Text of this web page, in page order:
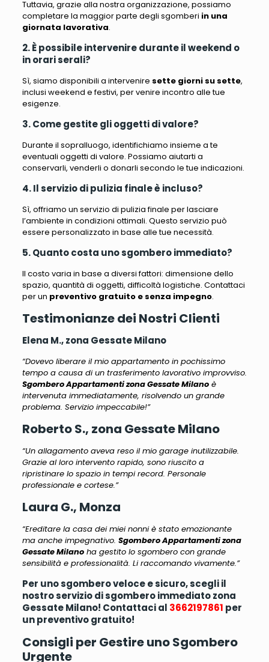
Tuttavia, grazie alla nostra organizzazione, possiamo
completare la maggior parte degli sgomberi in una
giornata lavorativa.
2. È possibile intervenire durante il weekend o
in orari serali?
Sì, siamo disponibili a intervenire sette giorni su sette,
inclusi weekend e festivi, per venire incontro alle tue
esigenze.
3. Come gestite gli oggetti di valore?
Durante il sopralluogo, identifichiamo insieme a te
eventuali oggetti di valore. Possiamo aiutarti a
conservarli, venderli o donarli secondo le tue indicazioni.
4. Il servizio di pulizia finale è incluso?
Sì, offriamo un servizio di pulizia finale per lasciare
l’ambiente in condizioni ottimali. Questo servizio può
essere personalizzato in base alle tue necessità.
5. Quanto costa uno sgombero immediato?
Il costo varia in base a diversi fattori: dimensione dello
spazio, quantità di oggetti, difficoltà logistiche. Contattaci
per un preventivo gratuito e senza impegno.
Testimonianze dei Nostri Clienti
Elena M., zona Gessate Milano
“Dovevo liberare il mio appartamento in pochissimo
tempo a causa di un trasferimento lavorativo improvviso.
Sgombero Appartamenti zona Gessate Milanoè
intervenuta immediatamente, risolvendo un grande
problema. Servizio impeccabile!”
Roberto S., zona Gessate Milano
“Un allagamento aveva reso il mio garage inutilizzabile.
Grazie al loro intervento rapido, sono riuscito a
ripristinare lo spazio in tempi record. Personale
professionale e cortese.”
Laura G., Monza
“Ereditare la casa dei miei nonni è stato emozionante
ma anche impegnativo. Sgombero Appartamenti zona
Gessate Milanoha gestito lo sgombero con grande
sensibilità e professionalità. Li raccomando vivamente.”
Per uno sgombero veloce e sicuro, scegli il
nostro servizio di sgombero immediato zona
Gessate Milano! Contattaci al 3662197861 per
un preventivo gratuito!
Consigli per Gestire uno Sgombero
Urgente